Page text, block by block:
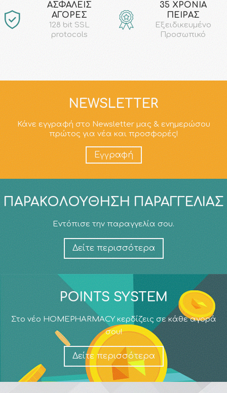
AΣΦΑΛΕΙΣ
ΑΓΟΡΕΣ
128 bit SSL
protocols
35 ΧΡΟΝΙΑ
ΠΕΙΡΑΣ
Εξειδικευμένο
Προσωπικό
NEWSLETTER
Κάνε εγγραφή στο Newsletter μας & ενημερώσου
πρώτος για νέα και προσφορές!
Εγγραφή
ΠΑΡΑΚΟΛΟΎΘΗΣΗ ΠΑΡΑΓΓΕΛΊΑΣ
Εντόπισε την παραγγελία σου.
Δείτε περισσότερα
POINTS SYSTEM
Στο νέο HOMEPHARMACY κερδίζεις σε κάθε αγορά
σου!
Δείτε περισσότερα